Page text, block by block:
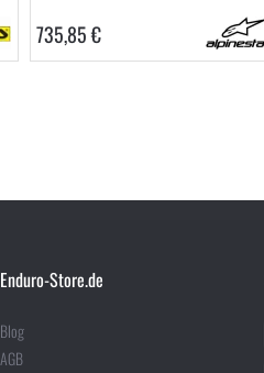
735,85 €
Enduro-Store.de
Blog
AGB